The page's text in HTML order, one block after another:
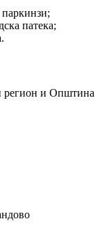
патека;
регион и Општина